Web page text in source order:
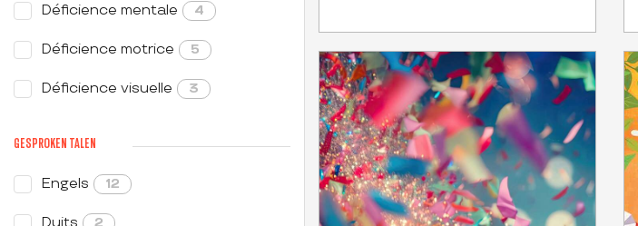
Déficience mentale 4
Déficience motrice 5
Déficience visuelle 3
GESPROKEN TALEN
Engels 12
Duits 2